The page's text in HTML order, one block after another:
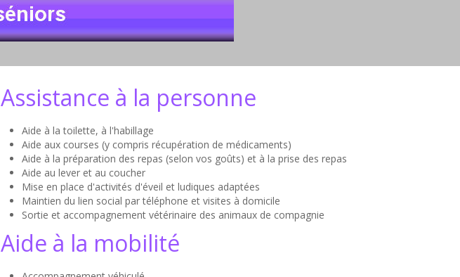
Assistance à la personne
Aide à la toilette, à l'habillage
Aide aux courses (y compris récupération de médicaments)
Aide à la préparation des repas (selon vos goûts) et à la prise des repas
Aide au lever et au coucher
Mise en place d'activités d'éveil et ludiques adaptées
Maintien du lien social par téléphone et visites à domicile
Sortie et accompagnement vétérinaire des animaux de compagnie
Aide à la mobilité